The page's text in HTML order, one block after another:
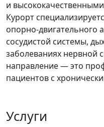
и
Курорт
опорно-двигательного
сосудистой системы,
заболеваниях нервной
направление — это
пациентов с
Услуги